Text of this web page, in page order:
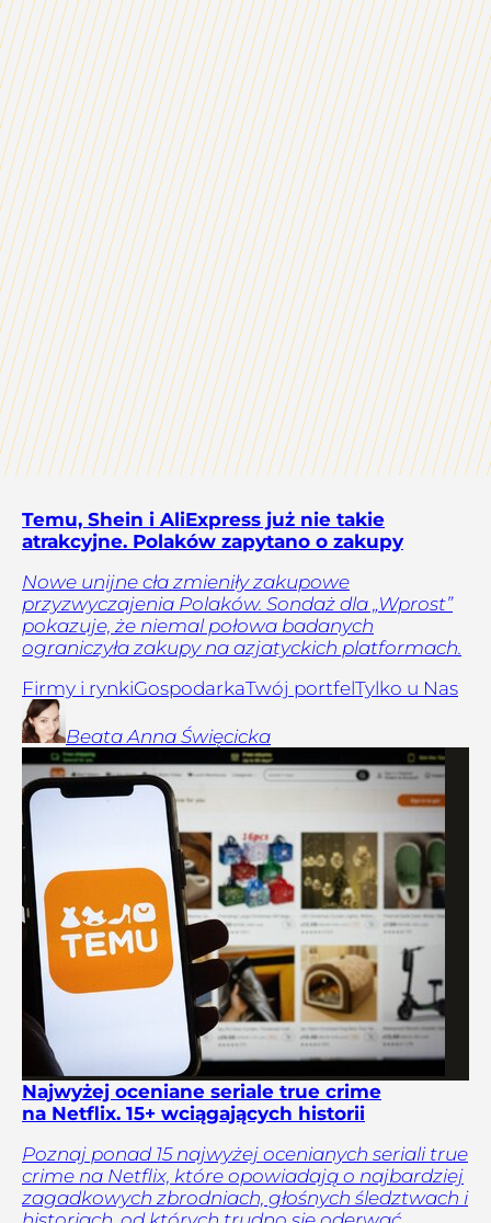
Temu, Shein i AliExpress już nie takie
atrakcyjne. Polaków zapytano o zakupy
Nowe unijne cła zmieniły zakupowe
przyzwyczajenia Polaków. Sondaż dla „Wprost”
pokazuje, że niemal połowa badanych
ograniczyła zakupy na azjatyckich platformach.
Firmy i rynkiGospodarkaTwój portfelTylko u Nas
Beata Anna Święcicka
Najwyżej oceniane seriale true crime
na Netflix. 15+ wciągających historii
Poznaj ponad 15 najwyżej ocenianych seriali true
crime na Netflix, które opowiadają o najbardziej
zagadkowych zbrodniach, głośnych śledztwach i